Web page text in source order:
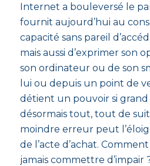
Internet a bouleversé le
fournit aujourd’hui au
capacité sans pareil
mais aussi d’exprimer son
son ordinateur ou de son
lui ou depuis un point de
détient un pouvoir si grand
désormais tout, tout de
moindre erreur peut
de l’acte d’achat.
jamais commettre d’impair